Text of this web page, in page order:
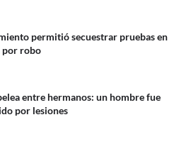
permitió secuestrar pruebas en
por robo
entre hermanos: un hombre fue
por lesiones